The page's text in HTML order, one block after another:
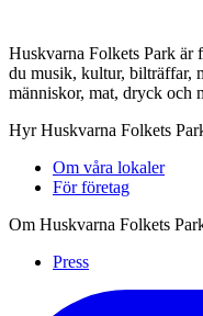
Huskvarna Folkets Park är
du musik, kultur, bilträffar,
människor, mat, dryck och
Hyr Huskvarna Folkets
Om våra lokaler
För företag
Om Huskvarna Folkets
Press